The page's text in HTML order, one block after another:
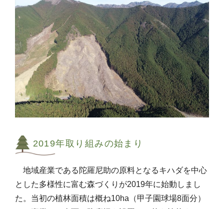
2019年取り組みの始まり
地域産業である陀羅尼助の原料となるキハダを中心
とした多様性に富む森づくりが2019年に始動しまし
た。当初の植林面積は概ね10ha（甲子園球場8面分）